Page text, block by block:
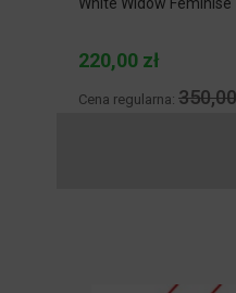
220,00 zł
Cena regularna: